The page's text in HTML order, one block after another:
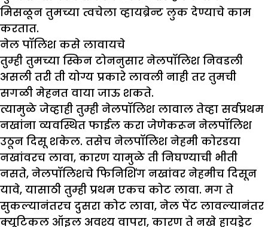
मिसळून तुमच्या त्वचेला व्हायब्रेन्ट लुक देण्याचे काम
करतात.
नेल पॉलिश कसे लावायचे
तुम्ही तुमच्या स्किन टोननुसार नेलपॉलिश निवडली
असली तरी ती योग्य प्रकारे लावली नाही तर तुमची
सगळी मेहनत वाया जाऊ शकते.
त्यामुळे जेव्हाही तुम्ही नेलपॉलिश लावाल तेव्हा सर्वप्रथम
नखांना व्यवस्थित फाईल करा जेणेकरून नेलपॉलिश
उठून दिसू शकेल. तसेच नेलपॉलिश नेहमी कोरडया
नखांवरच लावा, कारण यामुळे ती निघण्याची भीती
नसते, नेलपॉलिशचे फिनिशिंग नखांवर नेहमीच दिसून
यावे, यासाठी तुम्ही प्रथम एकच कोट लावा. मग ते
सुकल्यानंतरच दुसरा कोट लावा, नेल पेंट लावल्यानंतर
क्यूटिकल ऑइल अवश्य वापरा, कारण ते नखे हायड्रेट